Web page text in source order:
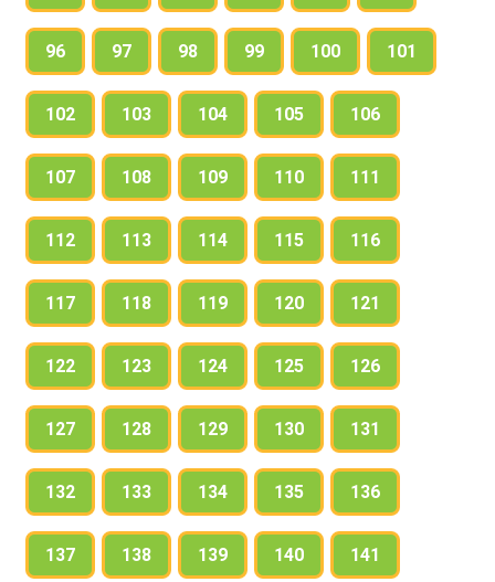
96 97 98 99 100 101
102 103 104 105 106
107 108 109 110 111
112 113 114 115 116
117 118 119 120 121
122 123 124 125 126
127 128 129 130 131
132 133 134 135 136
137 138 139 140 141